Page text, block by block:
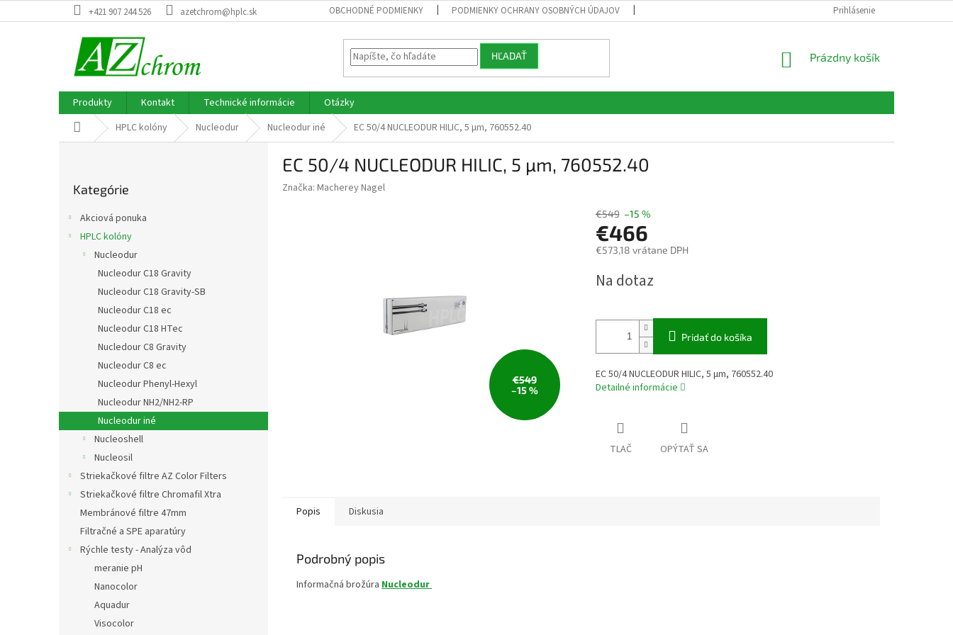
na
+421 907 244 526 azetchrom@hplc.sk OBCHODNÉ PODMIENKY PODMIENKY OCHRANY OSOBNÝCH ÚDAJOV Prihlásenie
HĽADAŤ
NÁKUPNÝ
Prázdny košík
Produkty Kontakt Technické informácie
Otázky
DomovHPLC kolóny Nucleodur Nucleodur iné EC 50/4 NUCLEODUR HILIC, 5 µm, 760552.40
kategórie
Kategórie
Akciová ponuka
HPLC kolóny
Nucleodur
Nucleodur C18 Gravity
Nucleodur C18 Gravity-SB
Nucleodur C18 ec
Nucleodur C18 HTec
Nucledour C8 Gravity
Nucleodur C8 ec
Nucleodur Phenyl-Hexyl
Nucleodur NH2/NH2-RP
Nucleodur iné
Nucleoshell
Nucleosil
Striekačkové filtre AZ Color Filters
Striekačkové filtre Chromafil Xtra
Membránové filtre 47mm
Filtračné a SPE aparatúry
Rýchle testy - Analýza vôd
meranie pH
Nanocolor
Aquadur
Visocolor
EC 50/4 NUCLEODUR HILIC, 5 µm, 760552.40
Značka: Macherey Nagel
€549
–15 %
€549 –15 %
€466
€573,18 vrátane DPH
cena:
Na dotaz
Pridať do košíka
EC 50/4 NUCLEODUR HILIC, 5 µm, 760552.40
Detailné informácie
TLAČ OPÝTAŤ SA
Popis Diskusia
Podrobný popis
Informačná brožúra Nucleodur